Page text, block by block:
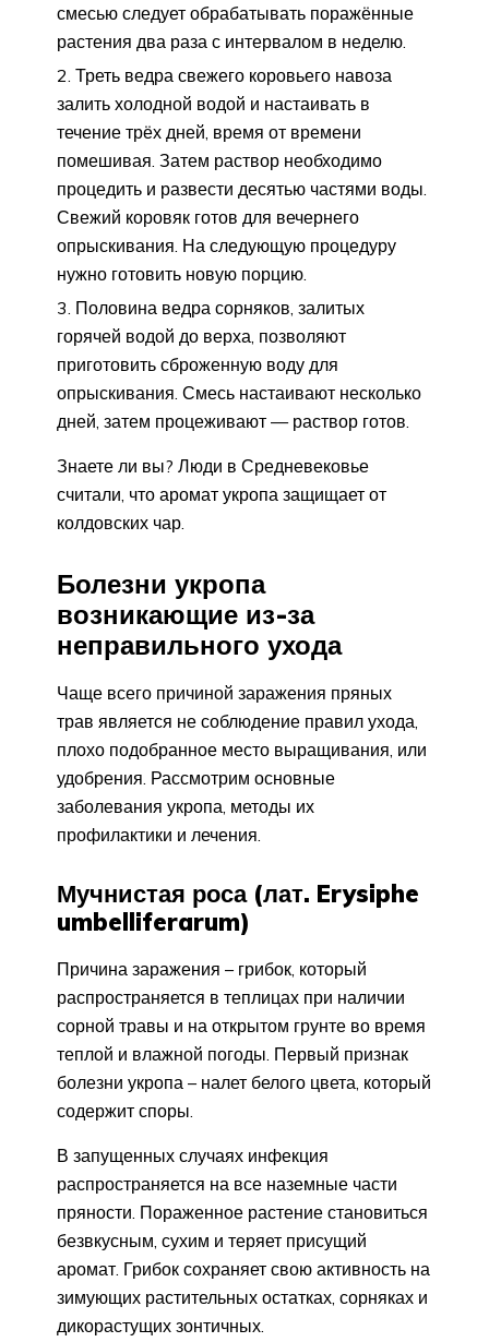
смесью следует обрабатывать поражённые
растения два раза с интервалом в неделю.
Треть ведра свежего коровьего навоза
залить холодной водой и настаивать в
течение трёх дней, время от времени
помешивая. Затем раствор необходимо
процедить и развести десятью частями воды.
Свежий коровяк готов для вечернего
опрыскивания. На следующую процедуру
нужно готовить новую порцию.
Половина ведра сорняков, залитых
горячей водой до верха, позволяют
приготовить сброженную воду для
опрыскивания. Смесь настаивают несколько
дней, затем процеживают — раствор готов.
Знаете ли вы? Люди в Средневековье
считали, что аромат укропа защищает от
колдовских чар.
Болезни укропа
возникающие из-за
неправильного ухода
Чаще всего причиной заражения пряных
трав является не соблюдение правил ухода,
плохо подобранное место выращивания, или
удобрения. Рассмотрим основные
заболевания укропа, методы их
профилактики и лечения.
Мучнистая роса (лат. Erysiphe
umbelliferarum)
Причина заражения – грибок, который
распространяется в теплицах при наличии
сорной травы и на открытом грунте во время
теплой и влажной погоды. Первый признак
болезни укропа – налет белого цвета, который
содержит споры.
В запущенных случаях инфекция
распространяется на все наземные части
пряности. Пораженное растение становиться
безвкусным, сухим и теряет присущий
аромат. Грибок сохраняет свою активность на
зимующих растительных остатках, сорняках и
дикорастущих зонтичных.